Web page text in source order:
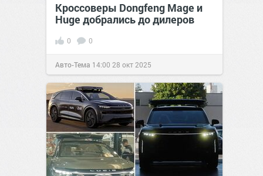
Кроссоверы Dongfeng Mage и
Huge добрались до дилеров
0 0
Авто-Тема 14:00 28 окт 2025